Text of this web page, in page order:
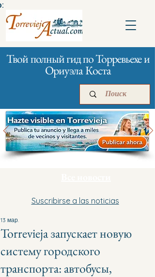
Твой полный гид по Торревьехе и
Ориуэла Коста
Главная Реклама
Suscribirse a las noticias
Torrevieja запускает новую
систему городского
транспорта: автобусы,
13 мар.